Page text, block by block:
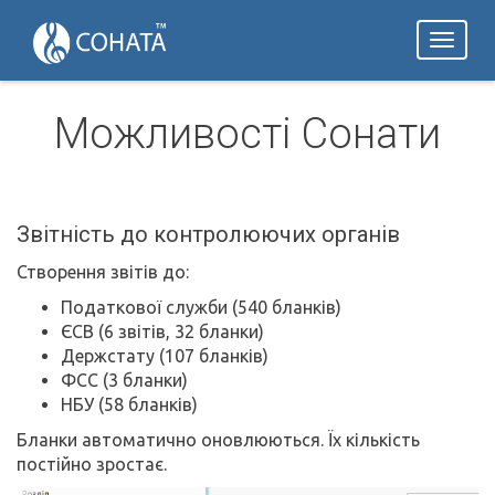
Toggle
Можливості Сонати
Звітність до контролюючих органів
Створення звітів до:
Податкової служби (540 бланків)
ЄСВ (6 звітів, 32 бланки)
Держстату (107 бланків)
ФСС (3 бланки)
НБУ (58 бланків)
Бланки автоматично оновлюються. Їх кількість
постійно зростає.